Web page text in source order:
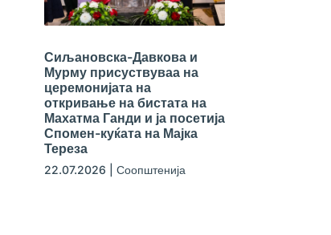
Сиљановска-Давкова и
Мурму присуствуваа на
церемонијата на
откривање на бистата на
Махатма Ганди и ја посетија
Спомен-куќата на Мајка
Тереза
22.07.2026 Соопштенија